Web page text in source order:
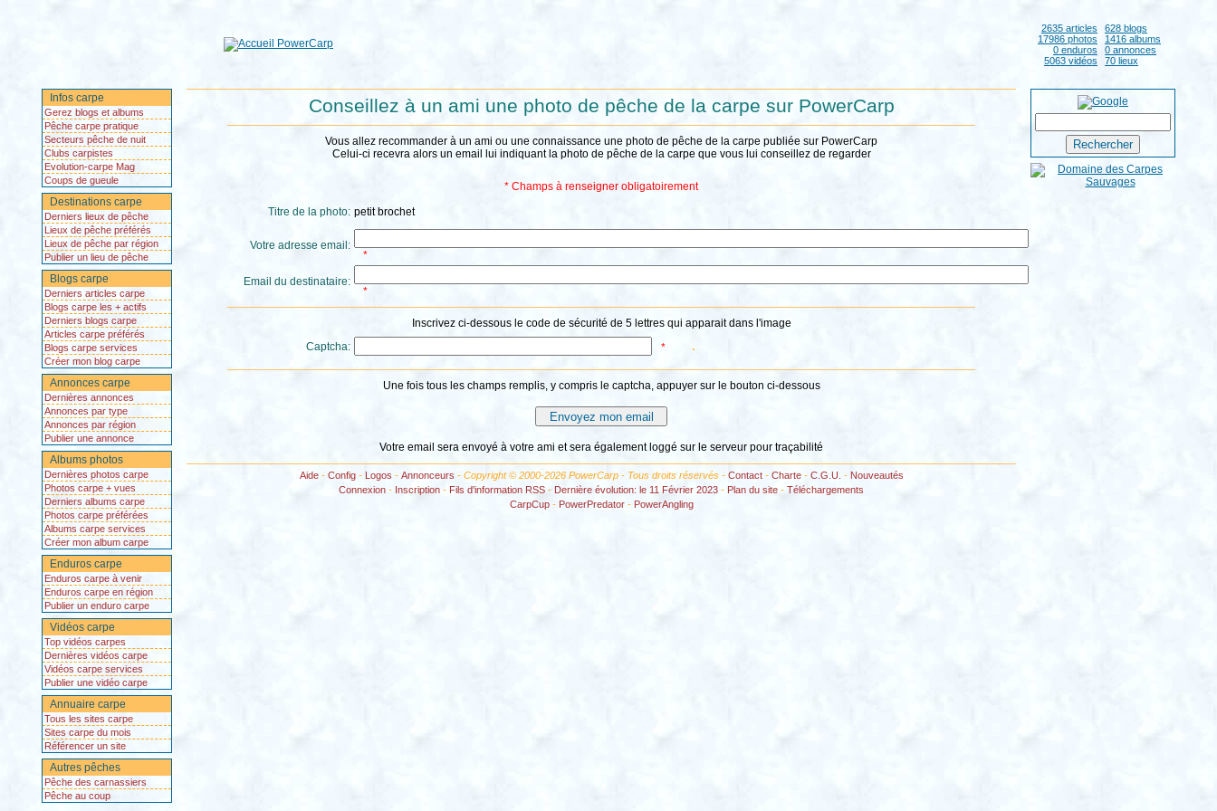
2635 articles
628 blogs
17986 photos
1416 albums
0 enduros
0 annonces
5063 vidéos
70 lieux
Infos carpe
Gerez blogs et albums
Pêche carpe pratique
Secteurs pêche de nuit
Clubs carpistes
Evolution-carpe Mag
Coups de gueule
Destinations carpe
Derniers lieux de pêche
Lieux de pêche préférés
Lieux de pêche par région
Publier un lieu de pêche
Blogs carpe
Derniers articles carpe
Blogs carpe les + actifs
Derniers blogs carpe
Articles carpe préférés
Blogs carpe services
Créer mon blog carpe
Annonces carpe
Dernières annonces
Annonces par type
Annonces par région
Publier une annonce
Albums photos
Dernières photos carpe
Photos carpe + vues
Derniers albums carpe
Photos carpe préférées
Albums carpe services
Créer mon album carpe
Enduros carpe
Enduros carpe à venir
Enduros carpe en région
Publier un enduro carpe
Vidéos carpe
Top vidéos carpes
Dernières vidéos carpe
Vidéos carpe services
Publier une vidéo carpe
Annuaire carpe
Tous les sites carpe
Sites carpe du mois
Référencer un site
Autres pêches
Pêche des carnassiers
Pêche au coup
Conseillez à un ami une photo de pêche de la carpe sur PowerCarp
Vous allez recommander à un ami ou une connaissance une photo de pêche de la carpe publiée sur PowerCarp
Celui-ci recevra alors un email lui indiquant la photo de pêche de la carpe que vous lui conseillez de regarder
* Champs à renseigner obligatoirement
Titre de la photo: petit brochet
Votre adresse email:
*
Email du destinataire:
*
Inscrivez ci-dessous le code de sécurité de 5 lettres qui apparait dans l'image
Captcha:
*
Une fois tous les champs remplis, y compris le captcha, appuyer sur le bouton ci-dessous
Votre email sera envoyé à votre ami et sera également loggé sur le serveur pour traçabilité
Aide- Config- Logos - Annonceurs - Copyright © 2000-2026 PowerCarp - Tous droits réservés - Contact- Charte- C.G.U. - Nouveautés
Connexion - Inscription - Fils d'information RSS - Dernière évolution: le 11 Février 2023 - Plan du site - Téléchargements
CarpCup- PowerPredator- PowerAngling